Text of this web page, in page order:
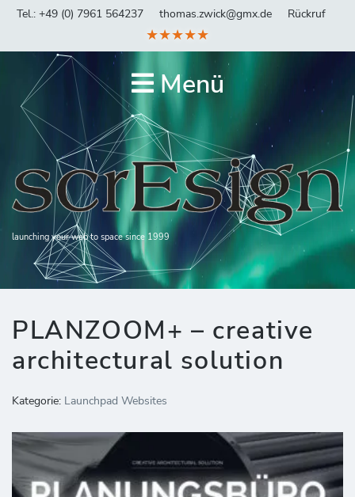
Tel.: +49 (0) 7961 564237 thomas.zwick@gmx.de Rückruf
★★★★★
Menü
launching your web to space since 1999
PLANZOOM+ – creative
architectural solution
Kategorie: Launchpad Websites